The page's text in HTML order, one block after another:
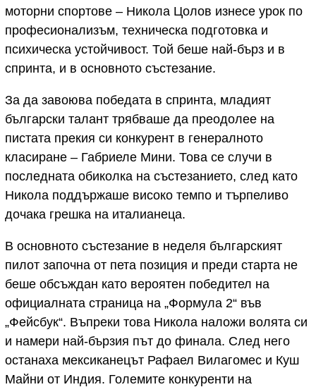
моторни спортове – Никола Цолов изнесе урок по
професионализъм, техническа подготовка и
психическа устойчивост. Той беше най-бърз и в
спринта, и в основното състезание.
За да завоюва победата в спринта, младият
български талант трябваше да преодолее на
пистата прекия си конкурент в генералното
класиране – Габриеле Мини. Това се случи в
последната обиколка на състезанието, след като
Никола поддържаше високо темпо и търпеливо
дочака грешка на италианеца.
В основното състезание в неделя българският
пилот започна от пета позиция и преди старта не
беше обсъждан като вероятен победител на
официалната страница на „Формула 2“ във
„Фейсбук“. Въпреки това Никола наложи волята си
и намери най-бързия път до финала. След него
останаха мексиканецът Рафаел Вилагомес и Куш
Майни от Индия. Големите конкуренти на